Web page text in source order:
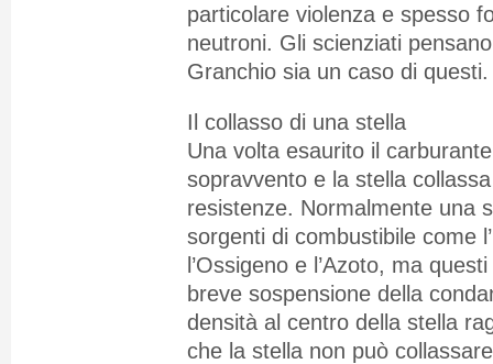
particolare violenza e spesso
neutroni. Gli scienziati
Granchio sia un caso di questi.
Il collasso di una stella
Una volta esaurito il
sopravvento e la stella
resistenze. Normalmente una
sorgenti di combustibile come
l’Ossigeno e l’Azoto, ma
breve sospensione della
densità al centro della stella
che la stella non può